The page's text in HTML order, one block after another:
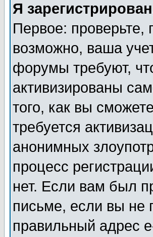
Я
Первое: проверьте,
возможно, ваша
форумы требуют,
активизированы
того, как вы
требуется
анонимных
процесс
нет. Если вам был
письме, если вы не
правильный адрес